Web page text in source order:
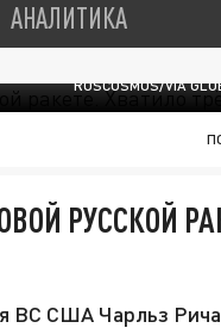
АНАЛИТИКА
ROSCOSMOS/VIA
РУССКОЙ
ВС США Чарльз